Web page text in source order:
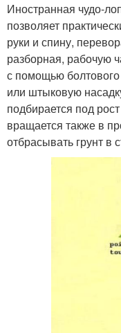
Иностранная чудо-
позволяет
руки и спину,
разборная, рабочую
с помощью
или штыковую
подбирается под
вращается также в
отбрасывать грунт в